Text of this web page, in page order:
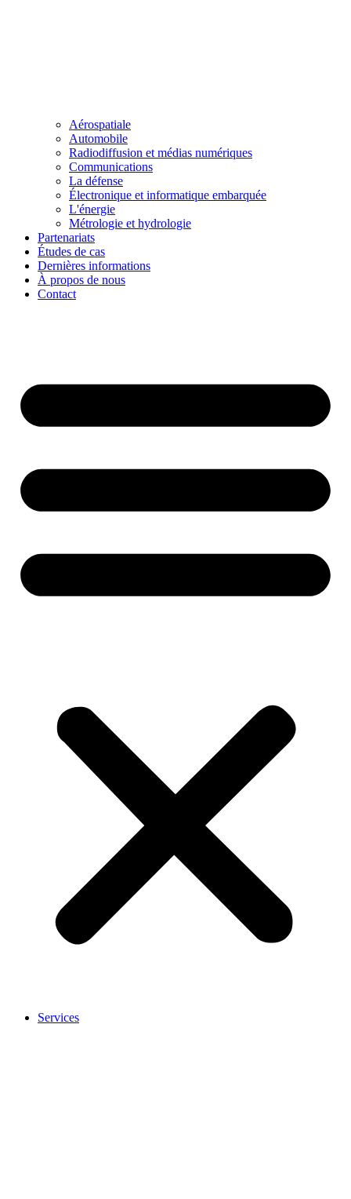
Aérospatiale
Automobile
Radiodiffusion et médias numériques
Communications
La défense
Électronique et informatique embarquée
L'énergie
Métrologie et hydrologie
Partenariats
Études de cas
Dernières informations
À propos de nous
Contact
Services